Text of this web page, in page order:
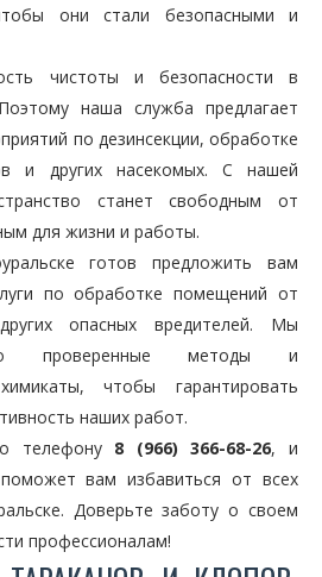
они стали безопасными и
чистоты и безопасности в
наша служба предлагает
по дезинсекции, обработке
и других насекомых. С нашей
станет свободным от
для жизни и работы.
готов предложить вам
по обработке помещений от
опасных вредителей. Мы
проверенные методы и
чтобы гарантировать
наших работ.
телефону 8 (966) 366-68-26, и
вам избавиться от всех
Доверьте заботу о своем
профессионалам!